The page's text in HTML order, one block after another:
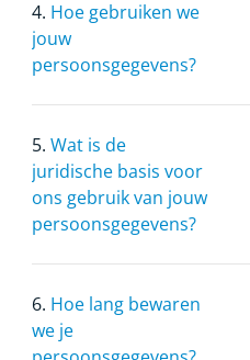
4. Hoe gebruiken we
jouw
persoonsgegevens?
5. Wat is de
juridische basis voor
ons gebruik van jouw
persoonsgegevens?
6. Hoe lang bewaren
we je